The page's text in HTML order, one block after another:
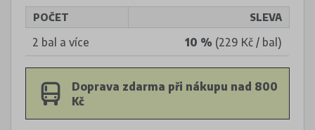
POČET SLEVA
2 bal a více 10 % (229 Kč / bal)
Doprava zdarma při nákupu nad 800
Kč